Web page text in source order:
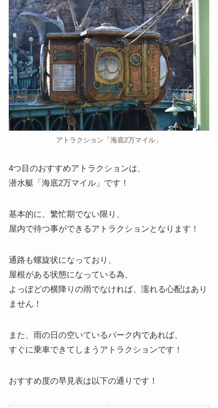
アトラクション「海底2万マイル」
4つ目のおすすめアトラクションは、
潜水艇「海底2万マイル」です！
基本的に、繁忙期でない限り、
屋内で待つ事ができるアトラクションとなります！
通路も螺旋状になっており、
屋根がある状態になっている為、
よっぽどの横降りの雨でなければ、濡れる心配はあり
ません！
また、雨の日の空いているパーク内であれば、
すぐに乗車できてしまうアトラクションです！
おすすめ度の早見表は以下の通りです！